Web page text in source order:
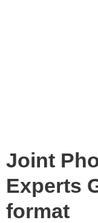
Joint
Experts
format